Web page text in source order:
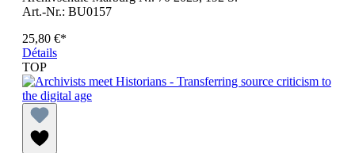
Art.-Nr.: BU0157
25,80 €*
Détails
TOP